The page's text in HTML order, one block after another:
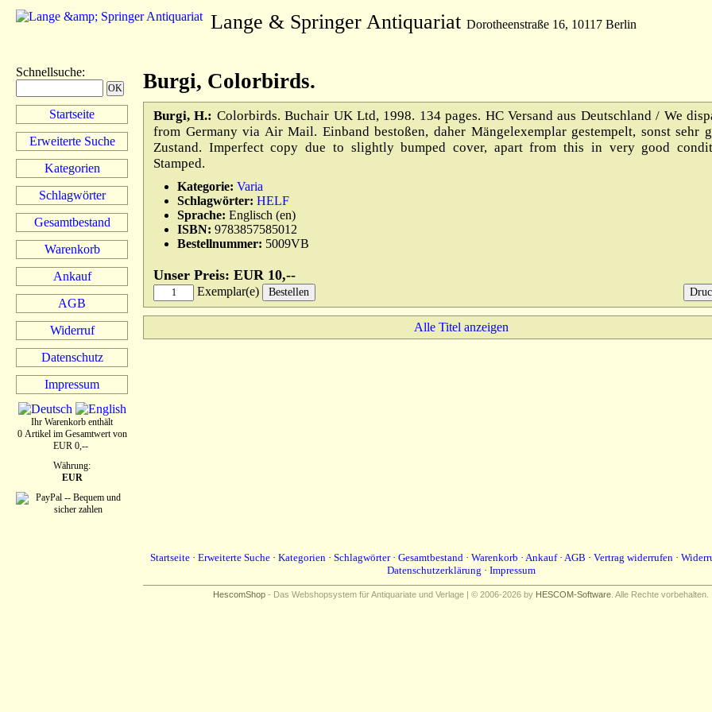
Lange & Springer Antiquariat Dorotheenstraße 16, 10117 Berlin
Schnellsuche:
Startseite
Erweiterte Suche
Kategorien
Schlagwörter
Gesamtbestand
Warenkorb
Ankauf
AGB
Widerruf
Datenschutz
Impressum
Ihr Warenkorb enthält
0 Artikel im Gesamtwert von
EUR 0,--
Währung:
EUR
Burgi, Colorbirds.
Burgi, H.: Colorbirds. Buchair UK Ltd, 1998. 134 pages. HC Versand aus Deutschland / We
from Germany via Air Mail. Einband bestoßen, daher Mängelexemplar gestempelt, sonst sehr
Zustand. Imperfect copy due to slightly bumped cover, apart from this in very good
Stamped.
Kategorie: Varia
Schlagwörter: HELF
Sprache: Englisch (en)
ISBN: 9783857585012
Bestellnummer: 5009VB
Unser Preis: EUR 10,--
Exemplar(e)
Alle Titel anzeigen
Startseite · Erweiterte Suche · Kategorien · Schlagwörter· Gesamtbestand · Warenkorb · Ankauf· AGB · Vertrag widerrufen ·
Datenschutzerklärung · Impressum
HescomShop - Das Webshopsystem für Antiquariate und Verlage | © 2006-2026 by HESCOM-Software . Alle Rechte vorbehalten.